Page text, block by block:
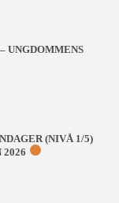
UNGDOMMENS
(NIVÅ 1/5)
2026